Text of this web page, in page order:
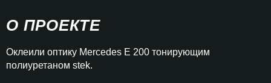
О ПРОЕКТЕ
Оклеили оптику Mercedes E 200 тонирующим
полиуретаном stek.